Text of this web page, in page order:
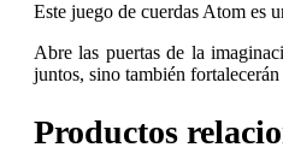
Este juego de cuerdas Atom es
Abre las puertas de la
juntos, sino también
Productos